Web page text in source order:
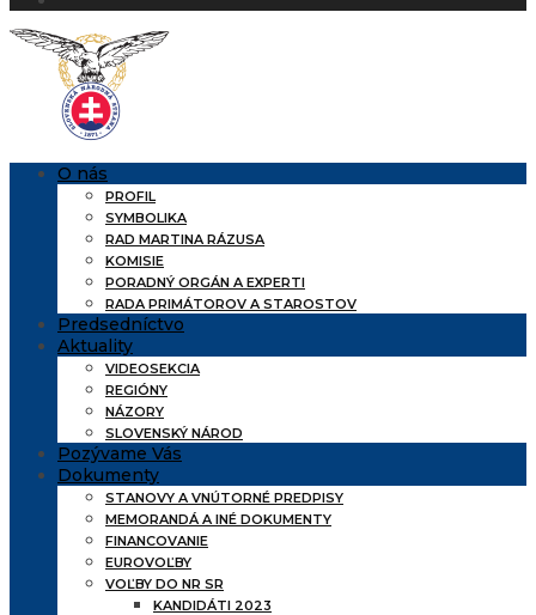
O nás
PROFIL
SYMBOLIKA
RAD MARTINA RÁZUSA
KOMISIE
PORADNÝ ORGÁN A EXPERTI
RADA PRIMÁTOROV A STAROSTOV
Predsedníctvo
Aktuality
VIDEOSEKCIA
REGIÓNY
NÁZORY
SLOVENSKÝ NÁROD
Pozývame Vás
Dokumenty
STANOVY A VNÚTORNÉ PREDPISY
MEMORANDÁ A INÉ DOKUMENTY
FINANCOVANIE
EUROVOĽBY
VOĽBY DO NR SR
KANDIDÁTI 2023